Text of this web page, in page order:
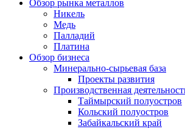
Обзор рынка металлов
Никель
Медь
Палладий
Платина
Обзор бизнеса
Минерально-сырьевая база
Проекты развития
Производственная
Таймырский полуостров
Кольский полуостров
Забайкальский край